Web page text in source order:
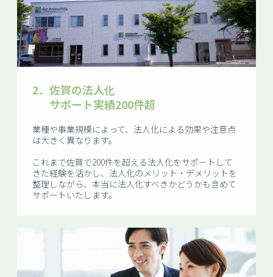
2． 佐賀の法人化
サポート実績200件超
業種や事業規模によって、法人化による効果や注意点
は大きく異なります。
これまで佐賀で200件を超える法人化をサポートして
きた経験を活かし、法人化のメリット・デメリットを
整理しながら、本当に法人化すべきかどうかも含めて
サポートいたします。